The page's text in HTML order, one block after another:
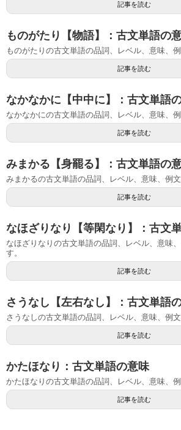
記事を読む
ものがたり【物語】：古文単語の
ものがたりの古文単語の品詞、レベル、意味、
記事を読む
なかなかに【中中に】：古文単語
なかなかにの古文単語の品詞、レベル、意味、
記事を読む
みまかる【身罷る】：古文単語の
みまかるの古文単語の品詞、レベル、意味、例文
記事を読む
なほざりなり【等閑なり】：古文
なほざりなりの古文単語の品詞、レベル、意味
す。
記事を読む
さうなし【左右なし】：古文単語
さうなしの古文単語の品詞、レベル、意味、例文
記事を読む
かたほなり：古文単語の意味
かたほなりの古文単語の品詞、レベル、意味、
記事を読む